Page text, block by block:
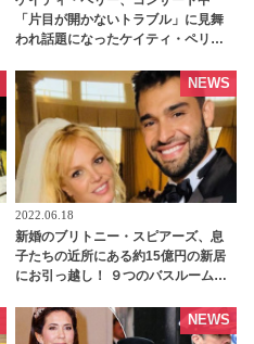
「片目が開かないトラブル」に見舞
われ話題になったケイティ・ペリ
ボット疑惑についてはなんと答え
た・・？ - tvgroove
2022.06.18
新婚のブリトニー・スピアーズ、息
子たちの近所にある約15億円の新居
にお引っ越し！ ９つのバスルームに
る豪邸の内部が公開［写真あり］ -
tvgroove
NEWS
NEWS